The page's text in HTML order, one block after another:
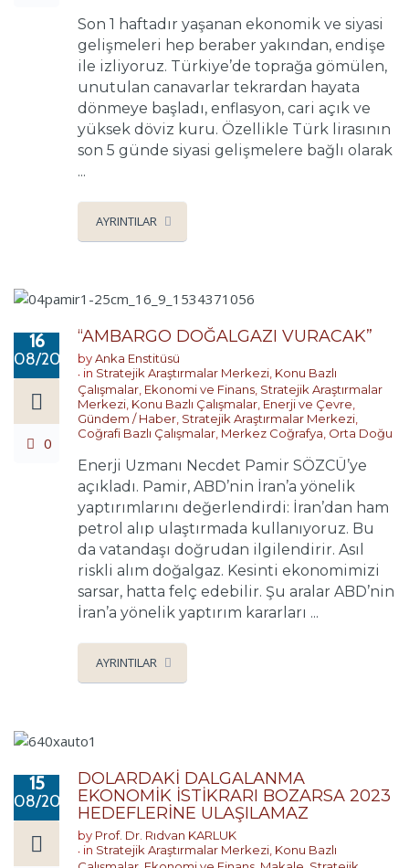
Son 1 haftadır yaşanan ekonomik ve siyasi
gelişmeleri hep beraber yakından, endişe
ile izliyoruz. Türkiye’de toprağa gömülen,
unutulan canavarlar tekrardan hayata
dönmeye başladı, enflasyon, cari açık ve
yüksek döviz kuru. Özellikle Türk lirasının
son 5 günde siyasi gelişmelere bağlı olarak
...
AYRINTILAR
16
08/2018
0
“AMBARGO DOĞALGAZI VURACAK”
byAnka Enstitüsü
in Stratejik Araştırmalar Merkezi, Konu Bazlı
Çalışmalar, Ekonomi ve Finans, Stratejik Araştırmalar
Merkezi, Konu Bazlı Çalışmalar, Enerji ve Çevre,
Gündem / Haber, Stratejik Araştırmalar Merkezi,
Coğrafi Bazlı Çalışmalar, Merkez Coğrafya, Orta Doğu
Enerji Uzmanı Necdet Pamir SÖZCÜ’ye
açıkladı. Pamir, ABD’nin İran’a yönelik
yaptırımlarını değerlendirdi: İran’dan ham
petrol alıp ulaştırmada kullanıyoruz. Bu
da vatandaşı doğrudan ilgilendirir. Asıl
riskli alım doğalgaz. Kesinti ekonomimizi
sarsar, hatta felç edebilir. Şu aralar ABD’nin
İran’a yönelik yaptırım kararları ...
AYRINTILAR
15
08/2018
DOLARDAKİ DALGALANMA
EKONOMİK İSTİKRARI BOZARSA 2023
HEDEFLERİNE ULAŞILAMAZ
by Prof. Dr. Rıdvan KARLUK
in Stratejik Araştırmalar Merkezi Konu Bazlı